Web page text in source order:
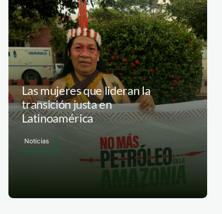
Las mujeres que lideran la
transición justa en
Latinoamérica
Noticias